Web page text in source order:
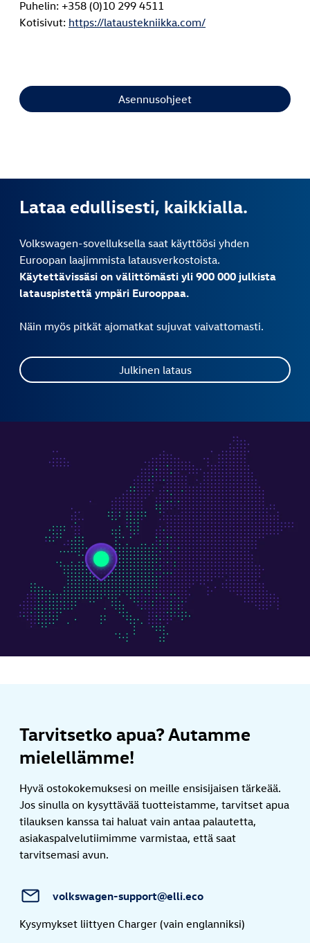
Puhelin: +358 (0)10 299 4511
Kotisivut: https://lataustekniikka.com/
Asennusohjeet
Lataa edullisesti, kaikkialla.
Volkswagen-sovelluksella saat käyttöösi yhden
Euroopan laajimmista latausverkostoista.
Käytettävissäsi on välittömästi yli 900 000 julkista
latauspistettä ympäri Eurooppaa.
Näin myös pitkät ajomatkat sujuvat vaivattomasti.
Julkinen lataus
Tarvitsetko apua? Autamme
mielellämme!
Hyvä ostokokemuksesi on meille ensisijaisen tärkeää.
Jos sinulla on kysyttävää tuotteistamme, tarvitset apua
tilauksen kanssa tai haluat vain antaa palautetta,
asiakaspalvelutiimimme varmistaa, että saat
tarvitsemasi avun.
volkswagen-support@elli.eco
Kysymykset liittyen Charger(vain englanniksi)